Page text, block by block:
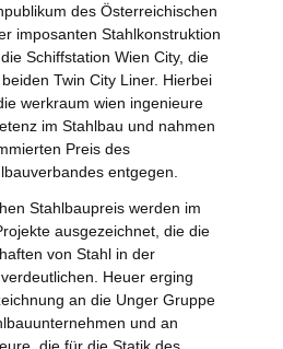
des Österreichischen
imposanten Stahlkonstruktion
Schiffstation Wien City, die
Twin City Liner. Hierbei
werkraum wien ingenieure
im Stahlbau und nahmen
Preis des
entgegen.
Stahlbaupreis werden im
ausgezeichnet, die die
von Stahl in der
Heuer erging
an die Unger Gruppe
und an